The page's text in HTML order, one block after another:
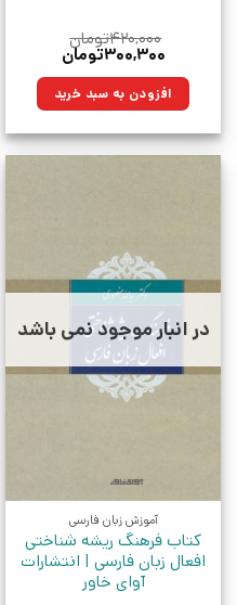
۴۲۰,۰۰۰تومان
قیمت
۴۲۰,۰۰۰تومان
بود.
۳۰۰,۳۰۰تومان
۳۰۰,۳۰۰تومان.افزودن به سبد خرید
در انبار موجود نمی باشد
آموزش زبان فارسی
کتاب فرهنگ ریشه شناختی
افعال زبان فارسی | انتشارات
آوای خاور